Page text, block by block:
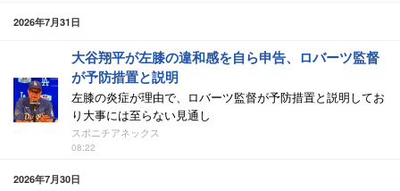
2026年7月31日
大谷翔平が左膝の違和感を自ら申告、ロバーツ監督
が予防措置と説明
左膝の炎症が理由で、ロバーツ監督が予防措置と説明してお
り大事には至らない見通し
スポニチアネックス
08:22
2026年7月30日